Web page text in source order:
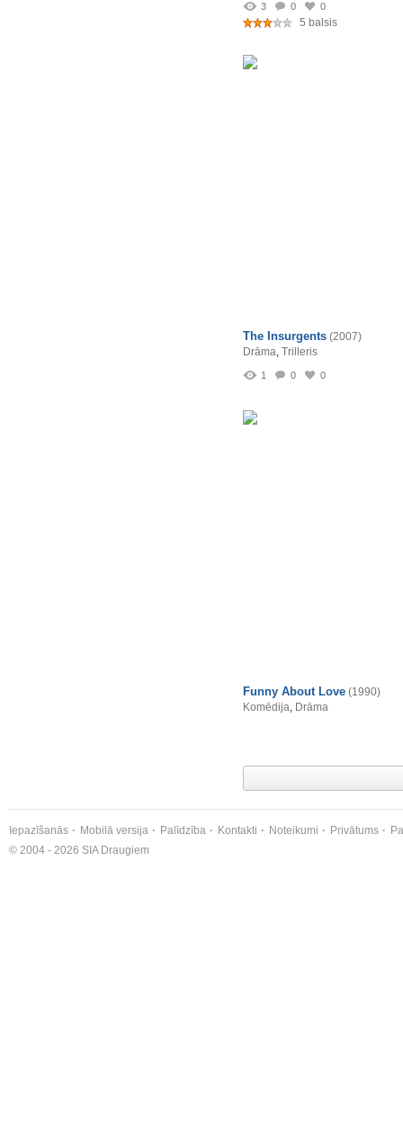
3 0 0
5 balsis
The Insurgents (2007)
Drāma, Trilleris
1 0 0
Funny About Love (1990)
Komēdija, Drāma
Iepazīšanās Mobilā versija Palīdzība Kontakti Noteikumi Privātums
© 2004 - 2026 SIA Draugiem